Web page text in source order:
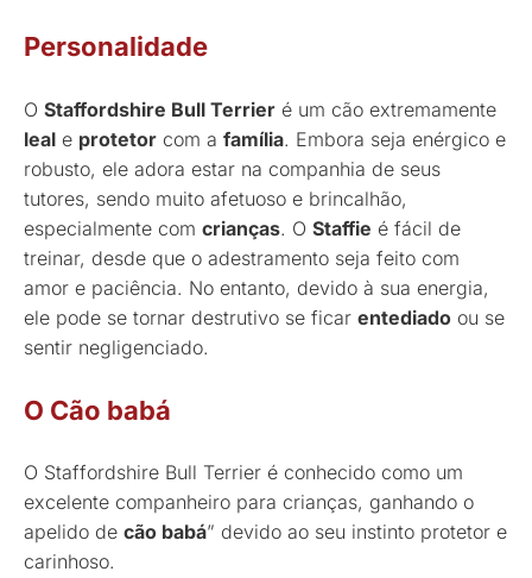
Personalidade
O Staffordshire Bull Terrier é um cão extremamente
leal e protetor com a família. Embora seja enérgico e
robusto, ele adora estar na companhia de seus
tutores, sendo muito afetuoso e brincalhão,
especialmente com crianças. O Staffie é fácil de
treinar, desde que o adestramento seja feito com
amor e paciência. No entanto, devido à sua energia,
ele pode se tornar destrutivo se ficar entediado ou se
sentir negligenciado.
O Cão babá
O Staffordshire Bull Terrier é conhecido como um
excelente companheiro para crianças, ganhando o
apelido de cão babá” devido ao seu instinto protetor e
carinhoso.